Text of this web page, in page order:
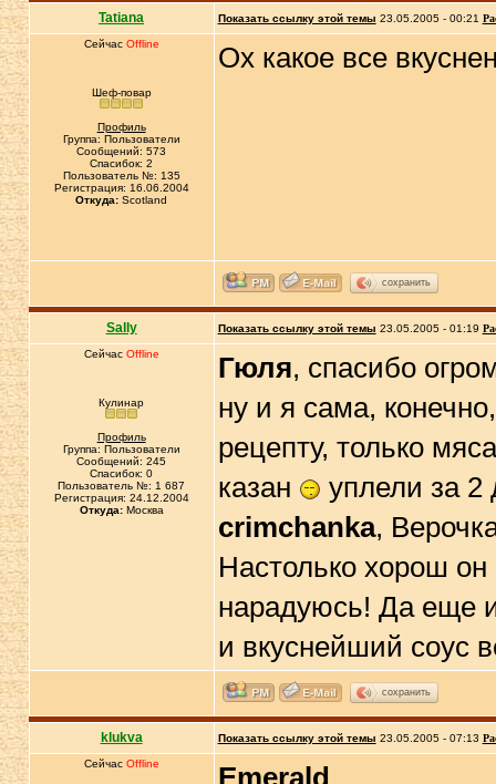
Tatiana Показать ссылку этой темы 23.05.2005 - 00:21
Сейчас Offline
Шеф-повар
Профиль
Группа: Пользователи
Сообщений: 573
Спасибок: 2
Пользователь №: 135
Регистрация: 16.06.2004
Откуда: Scotland
Ох какое все
сохранить
Sally Показать ссылку этой темы 23.05.2005 - 01:19
Сейчас Offline
Кулинар
Профиль
Группа: Пользователи
Сообщений: 245
Спасибок: 0
Пользователь №: 1 687
Регистрация: 24.12.2004
Откуда:Москва
Гюля, спасибо
ну и я сама,
рецепту, только
казан
уплели за 2
crimchanka,
Настолько хорош
нарадуюсь! Да еще
и вкуснейший соус
сохранить
klukva Показать ссылку этой темы 23.05.2005 - 07:13
Сейчас Offline Emerald